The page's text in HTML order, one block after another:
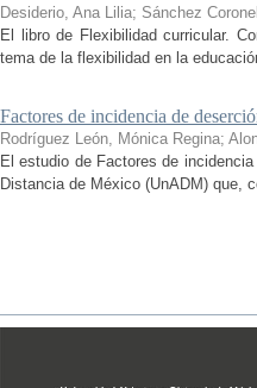
Desiderio, Ana Lilia; Sánchez
El libro de Flexibilidad curricular.
tema de la flexibilidad en la
Factores de incidencia de
Rodríguez León, Mónica Regina;
El estudio de Factores de
Distancia de México (UnADM) que,